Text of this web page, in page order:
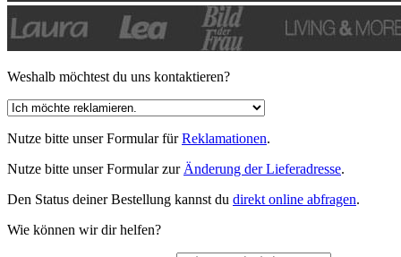
Weshalb möchtest du uns kontaktieren?
Nutze bitte unser Formular fürReklamationen.
Nutze bitte unser Formular zur Änderung der Lieferadresse.
Den Status deiner Bestellung kannst du direkt online abfragen.
Wie können wir dir helfen?